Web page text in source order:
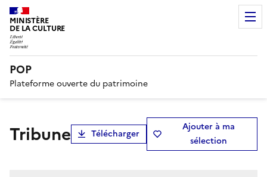
MINISTÈRE
DE LA CULTURE
POP
Plateforme ouverte du patrimoine
tribune Télécharger
Ajouter à ma
sélection